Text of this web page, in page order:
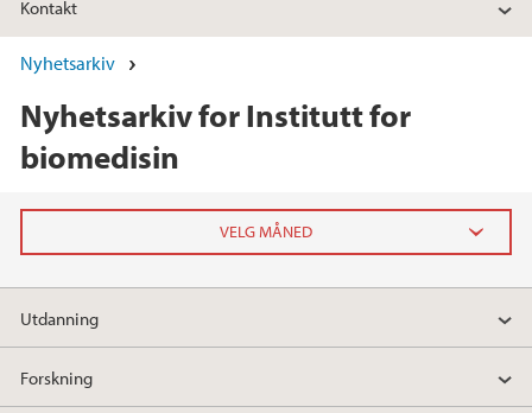
Kontakt
Nyhetsarkiv
Nyhetsarkiv for Institutt for
biomedisin
2026
Utdanning
Forskning